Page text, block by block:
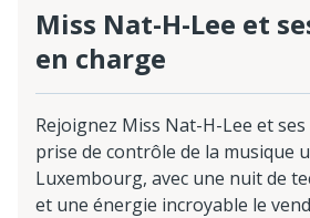
Miss Nat-H-Lee et
en charge
Rejoignez Miss Nat-H-Lee et
prise de contrôle de la musique
Luxembourg, avec une nuit de
et une énergie incroyable le